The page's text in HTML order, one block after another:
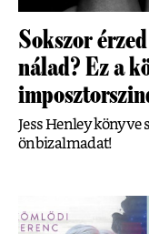
Sokszor
nálad? Ez a
Jess Henley könyve
önbizalmadat!